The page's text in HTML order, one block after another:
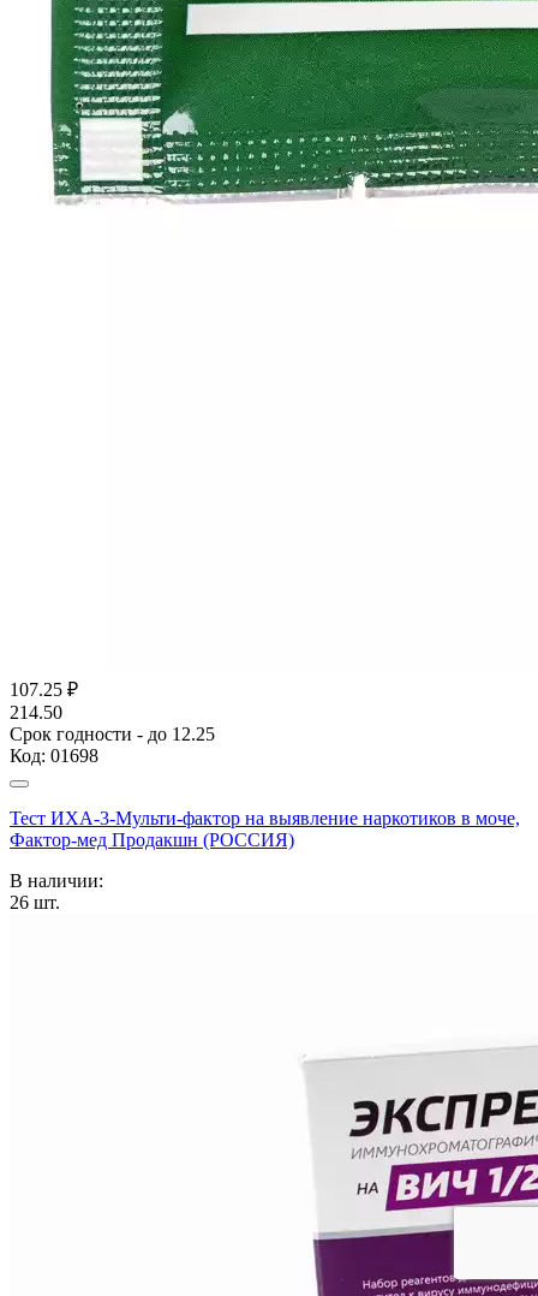
107.25 ₽
214.50
Срок годности - до 12.25
Код: 01698
Тест ИХА-3-Мульти-фактор на выявление наркотиков в моче,
Фактор-мед Продакшн (РОССИЯ)
В наличии:
26 шт.